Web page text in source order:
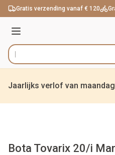
Ga naar de inhoud
Gratis verzending vanaf € 120
Menu
Product, merk, categorie...
Jaarlijks verlof van
Bota Tovarix 20/i